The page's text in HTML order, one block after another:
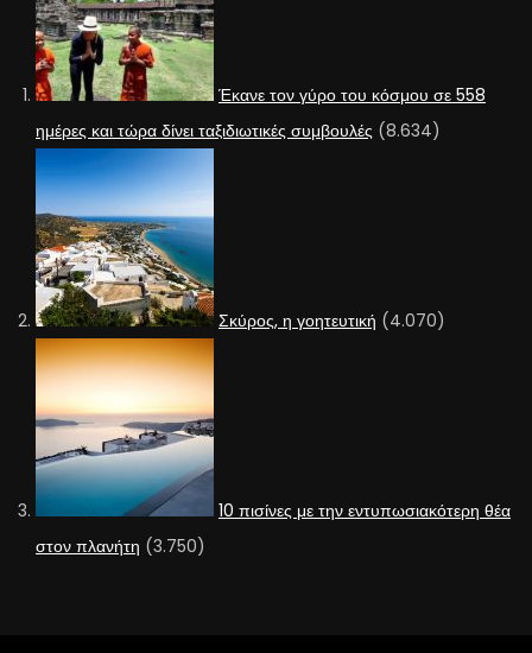
Έκανε τον γύρο του κόσμου σε 558
ημέρες και τώρα δίνει ταξιδιωτικές συμβουλές (8.634)
Σκύρος, η γοητευτική (4.070)
10 πισίνες με την εντυπωσιακότερη θέα
στον πλανήτη (3.750)